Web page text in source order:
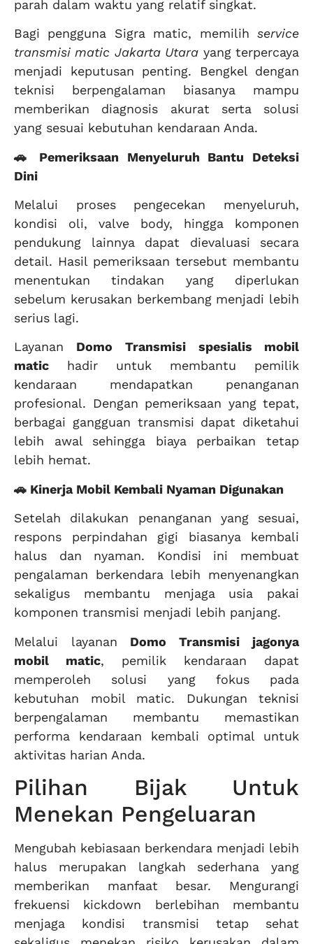
parah dalam waktu yang relatif singkat.
Bagi pengguna Sigra matic, memilih service
transmisi matic Jakarta Utara yang terpercaya
menjadi keputusan penting. Bengkel dengan
teknisi berpengalaman biasanya mampu
memberikan diagnosis akurat serta solusi
yang sesuai kebutuhan kendaraan Anda.
🚗 Pemeriksaan Menyeluruh Bantu Deteksi
Dini
Melalui proses pengecekan menyeluruh,
kondisi oli, valve body, hingga komponen
pendukung lainnya dapat dievaluasi secara
detail. Hasil pemeriksaan tersebut membantu
menentukan tindakan yang diperlukan
sebelum kerusakan berkembang menjadi lebih
serius lagi.
Layanan Domo Transmisi
spesialis mobil
matic hadir untuk membantu pemilik
kendaraan mendapatkan penanganan
profesional. Dengan pemeriksaan yang tepat,
berbagai gangguan transmisi dapat diketahui
lebih awal sehingga biaya perbaikan tetap
lebih hemat.
🚗 Kinerja Mobil Kembali Nyaman Digunakan
Setelah dilakukan penanganan yang sesuai,
respons perpindahan gigi biasanya kembali
halus dan nyaman. Kondisi ini membuat
pengalaman berkendara lebih menyenangkan
sekaligus membantu menjaga usia pakai
komponen transmisi menjadi lebih panjang.
Melalui layanan Domo Transmisi
jagonya
mobil matic, pemilik kendaraan dapat
memperoleh solusi yang fokus pada
kebutuhan mobil matic. Dukungan teknisi
berpengalaman membantu memastikan
performa kendaraan kembali optimal untuk
aktivitas harian Anda.
Pilihan Bijak Untuk
Menekan Pengeluaran
Mengubah kebiasaan berkendara menjadi lebih
halus merupakan langkah sederhana yang
memberikan manfaat besar. Mengurangi
frekuensi kickdown berlebihan membantu
menjaga kondisi transmisi tetap sehat